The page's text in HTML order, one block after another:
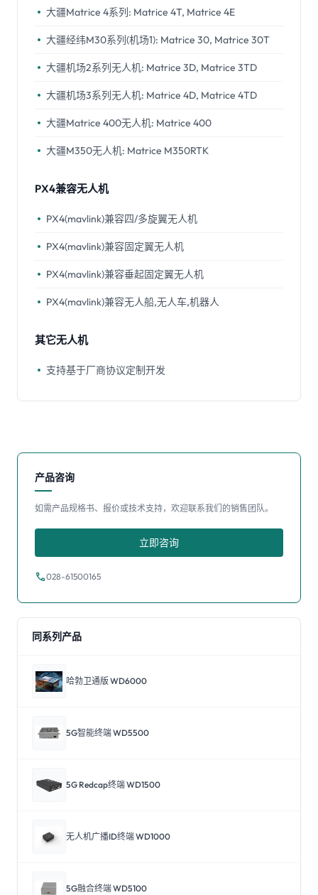
大疆Matrice 4系列: Matrice 4T, Matrice 4E
大疆经纬M30系列(机场1): Matrice 30, Matrice 30T
大疆机场2系列无人机: Matrice 3D, Matrice 3TD
大疆机场3系列无人机: Matrice 4D, Matrice 4TD
大疆Matrice 400无人机: Matrice 400
大疆M350无人机: Matrice M350RTK
PX4兼容无人机
PX4(mavlink)兼容四/多旋翼无人机
PX4(mavlink)兼容固定翼无人机
PX4(mavlink)兼容垂起固定翼无人机
PX4(mavlink)兼容无人船,无人车,机器人
其它无人机
支持基于厂商协议定制开发
产品咨询
如需产品规格书、报价或技术支持，欢迎联系我们的销售团队。
立即咨询
call028-61500165
同系列产品
哈勃卫通版 WD6000
5G智能终端 WD5500
5G Redcap终端 WD1500
无人机广播ID终端 WD1000
5G融合终端 WD5100